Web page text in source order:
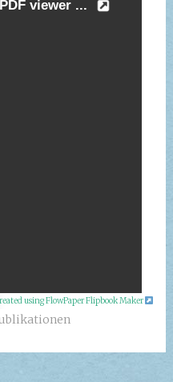
using FlowPaper Flipbook Maker